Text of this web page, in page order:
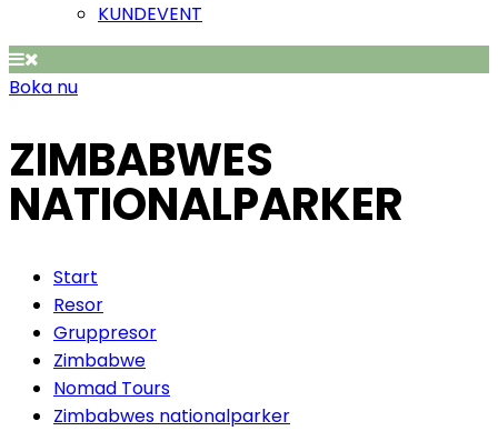
KUNDEVENT
Boka nu
ZIMBABWES
NATIONALPARKER
Start
Resor
Gruppresor
Zimbabwe
Nomad Tours
Zimbabwes nationalparker